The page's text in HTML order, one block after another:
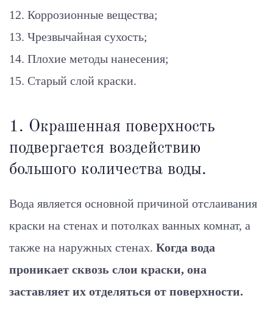
Коррозионные вещества;
Чрезвычайная сухость;
Плохие методы нанесения;
Старый слой краски.
1. Окрашенная поверхность
подвергается воздействию
большого количества воды.
Вода является основной причиной отслаивания
краски на стенах и потолках ванных комнат, а
также на наружных стенах. Когда вода
проникает сквозь слои краски, она
заставляет их отделяться от поверхности.